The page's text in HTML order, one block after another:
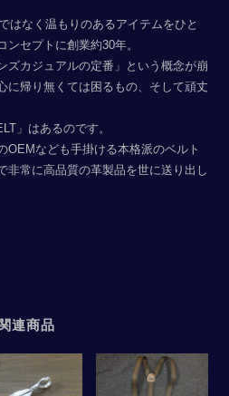
はなく温もりのあるアイテムをひと
セプトに創業約30年。
ズカジュアルの定番」という概念が崩
に帰り無くては困るもの、そして頑丈
」はあるのです。
OEMなども手掛ける本格派のベルト
非常に高品質の革製品を世に送り出し
関連商品